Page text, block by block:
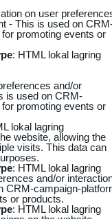
on user
- This is used on
promoting events or
: HTML lokal lagring
and/or
is used on CRM-
promoting events or
lokal lagring
website, allowing the
visits. This data can
: HTML lokal lagring
and/or
CRM-campaign-
or products.
: HTML lokal lagring